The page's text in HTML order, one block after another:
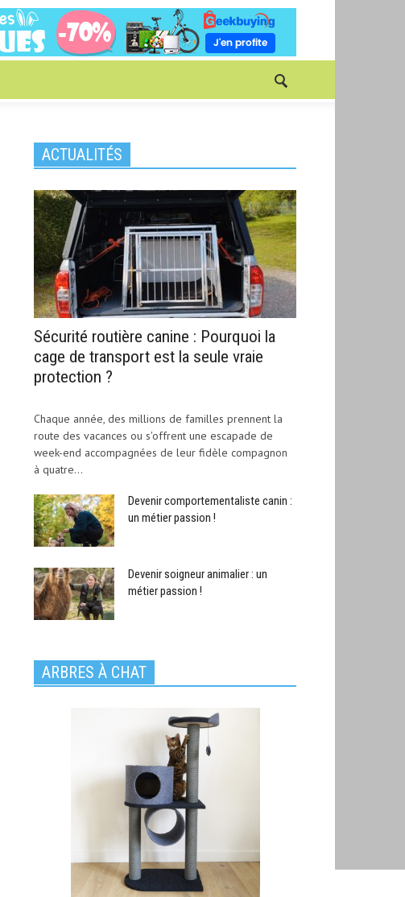
ACTUALITÉS
Sécurité routière canine : Pourquoi la
cage de transport est la seule vraie
protection ?
Chaque année, des millions de familles prennent la
route des vacances ou s'offrent une escapade de
week-end accompagnées de leur fidèle compagnon
à quatre...
Devenir comportementaliste canin :
un métier passion !
Devenir soigneur animalier : un
métier passion !
ARBRES À CHAT